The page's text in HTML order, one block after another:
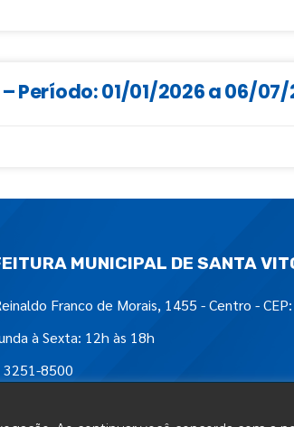
Período: 01/01/2026 a 06/
MUNICIPAL DE SANTA
Franco de Morais, 1455 - Centro -
à Sexta: 12h às 18h
8500